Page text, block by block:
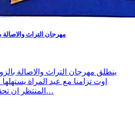
مهرجان التراث والاصالة بالزوايد من
اوت تزامنا مع عيد المراة
المنتظر ان تحقق حضورا متميزا ويتواصل…